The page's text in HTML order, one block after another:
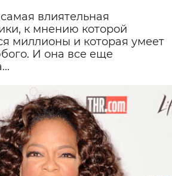
влиятельная
к мнению которой
миллионы и которая умеет
И она все еще